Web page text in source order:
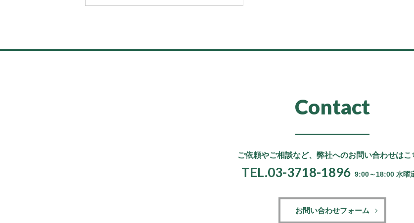
Contact
ご依頼やご相談など、 弊社へのお問い合わせはこ
TEL.03-3718-1896 9:00～18:00 水曜
お問い合わせフォーム